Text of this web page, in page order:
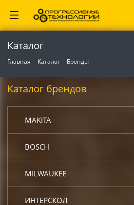
Каталог
Главная - Каталог - Бренды
Каталог брендов
MAKITA
BOSCH
MILWAUKEE
ИНТЕРСКОЛ